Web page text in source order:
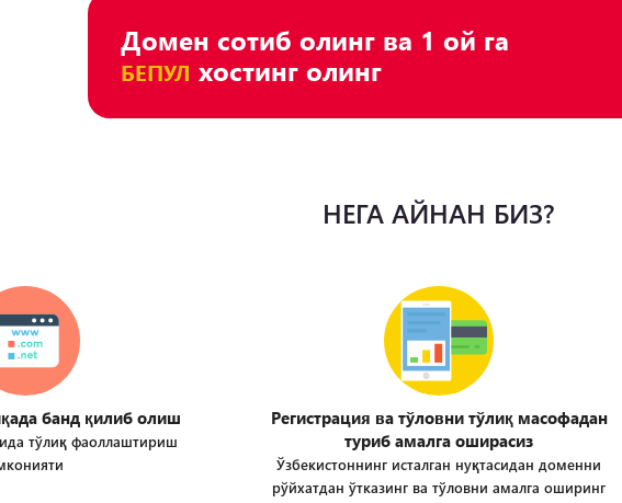
Домен сотиб олинг ва 1 ой га
БЕПУЛ хостинг олинг
НЕГА АЙНАН БИЗ?
банд қилиб олиш
тўлиқ фаоллаштириш
Регистрация ва тўловни тўлиқ масофадан
туриб амалга оширасиз
Ўзбекистоннинг исталган нуқтасидан доменни
рўйхатдан ўтказинг ва тўловни амалга оширинг